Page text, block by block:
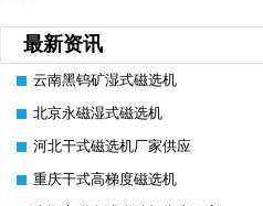
最新资讯
云南黑钨矿湿式磁选机
北京永磁湿式磁选机
河北干式磁选机厂家供应
重庆干式高梯度磁选机